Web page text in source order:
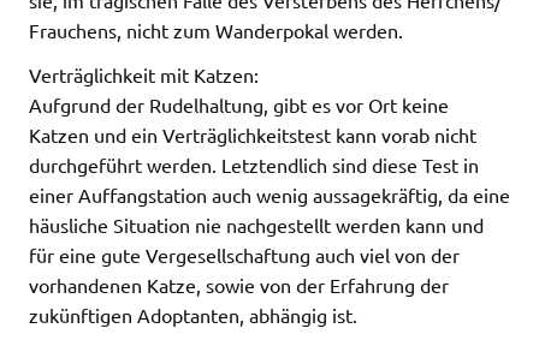
Frauchens, nicht zum Wanderpokal werden.
Verträglichkeit mit Katzen:
Aufgrund der Rudelhaltung, gibt es vor Ort keine
Katzen und ein Verträglichkeitstest kann vorab nicht
durchgeführt werden. Letztendlich sind diese Test in
einer Auffangstation auch wenig aussagekräftig, da eine
häusliche Situation nie nachgestellt werden kann und
für eine gute Vergesellschaftung auch viel von der
vorhandenen Katze, sowie von der Erfahrung der
zukünftigen Adoptanten, abhängig ist.